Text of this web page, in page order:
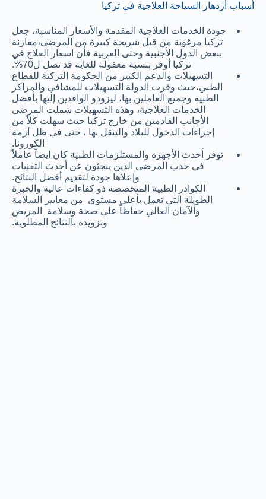
أسباب أزدهار السياحة العلاجية في تركيا
جودة الخدمات العلاجية المقدمة والأسعار المناسبة، جعل
تركيا مرغوبة من قبل شريحة كبيرة من المرضى،مقارنة
ببعض الدول الأجنبية وحتى العربية فأن اسعار العلاج في
تركيا أوفر بنسبة معقولة للغاية قد تصل ل70%.
التسهيلات والدعم الكبير من الحكومة التركية للقطاع
الطبي،حيث وفرت الدولة التسهيلات للمشافي والمراكز
الطبية وجميع العاملين بها، ليزودو الوافدين إليها بأفضل
الخدمات العلاجية، وهذه التسهيلات شملت المرضى
الأجانب القادمين من خارج تركيا حيث سهلت كلاً من
إجراءات الدخول للبلاد والتنقل بها ، حتى في ظل أزمة
الكورونا.
توفر أحدث الأجهزة والمستلزمات الطبية كان ايضاً عاملاً
في جذب المرضى الذين يبحثون عن أحدث التقنيات
وإعلاها جودة لتقديم أفضل النتائج.
الكوادر الطبية المتخصصة ذو كفاءات عالية والخبرة
الطويلة التي تعمل بأعلى مستوى من معايير السلامة
والآمان العالي حفاظاً على صحة وسلامة المريض
وتزويده بالنتائج المطلوبة.